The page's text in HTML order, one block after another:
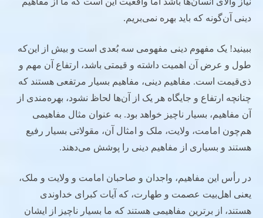
دینی آن‌گونه که باید بهره نمی‌بریم.
ببینید! یک مفهوم دینی مفهومی سه بُعدی است و بیش از این‌که
طول و عرض آن اهمیت داشته و قیمتی باشد، ارتفاع آن مهم و
ذی‌قیمت است. مفاهیم دینی، مفاهیم بسیار مرتفعی هستند که
چنانچه ارتفاع و جایگاه هر یک از آن‌ها لحاظ نشود، بهره‌مندی از
آن مفاهیم، بسیار ناچیز خواهد بود. به عنوان مثال مفاهیمی
هم‌چون امامت، ولایت، ملک و امثال آن، مقولاتی بسیار رفیع
هستند و بسیاری از مفاهیم دینی را پوشش می‌دهند.
در رأس این مفاهیم، واجدان و صاحبان امامت و ولایت و ملک،
یعنی اهل‌بیت عصمت و طهارت، که آیات کبرای خداوندی
هستند، از برترین مفاهیمی هستند که ما بسیار ناچیز از ایشان